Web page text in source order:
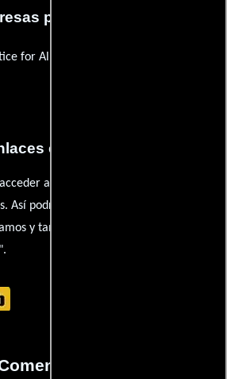
productoras
for All Productions
externos
a los recursos externos que
Así podrás chequear toda la
y también ampliar tu conocimiento